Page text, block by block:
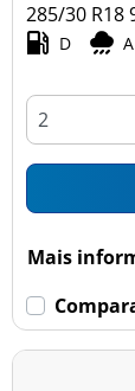
285/30 R18
D A
Mais